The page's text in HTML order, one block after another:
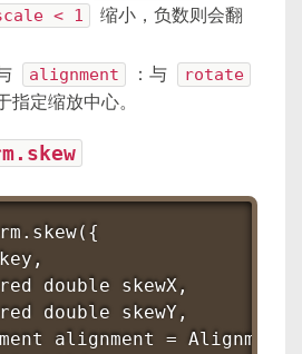
< 1
缩小，负数则会翻
alignment ：与 rotate
指定缩放中心。
double skewX,         //
double skewY,         //
alignment =